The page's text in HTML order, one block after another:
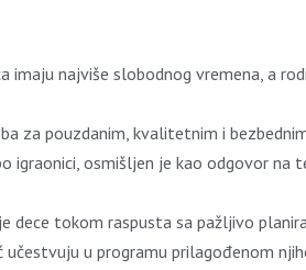
imaju najviše slobodnog vremena, a
za pouzdanim, kvalitetnim i
igraonici, osmišljen je kao odgovor na
dece tokom raspusta sa pažljivo
učestvuju u programu prilagođenom